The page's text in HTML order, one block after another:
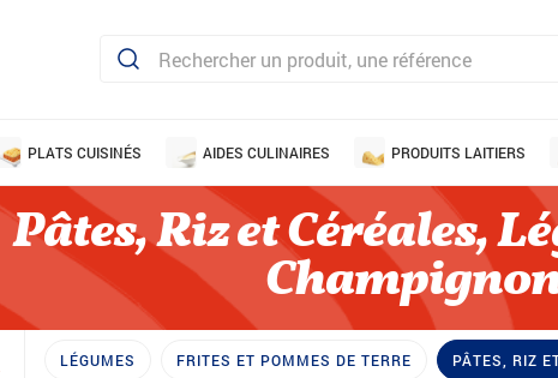
PLATS CUISINÉS AIDES CULINAIRES PRODUITS LAITIERS
Pâtes, Riz et Céréales,
LÉGUMES FRITES ET POMMES DE TERRE PÂTES, RIZ